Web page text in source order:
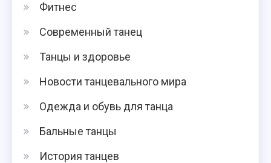
Фитнес
Современный танец
Танцы и здоровье
Новости танцевального мира
Одежда и обувь для танца
Бальные танцы
История танцев